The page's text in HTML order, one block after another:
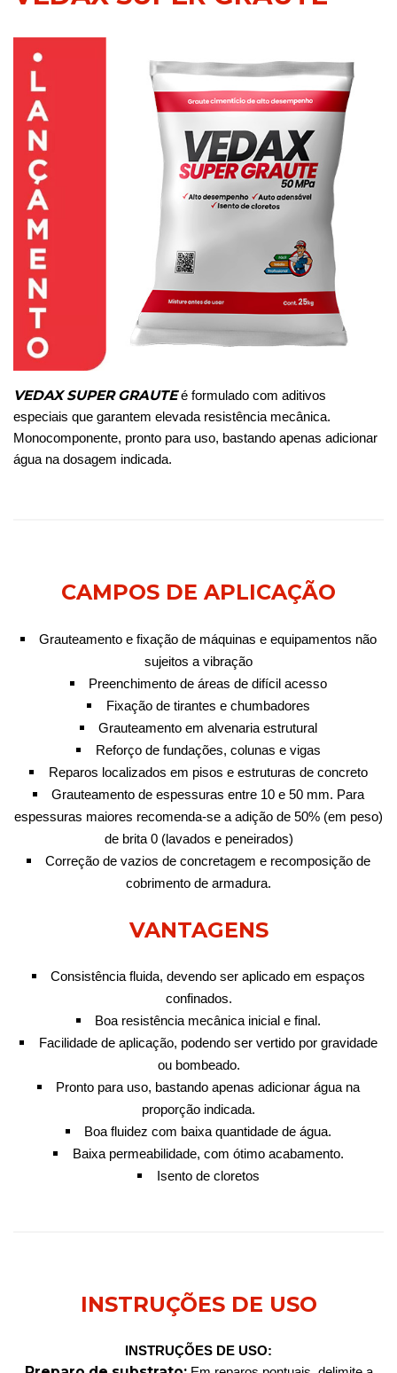
VEDAX SUPER GRAUTEé formulado com aditivos
especiais que garantem elevada resistência mecânica.
Monocomponente, pronto para uso, bastando apenas adicionar
água na dosagem indicada.
CAMPOS DE APLICAÇÃO
Grauteamento e fixação de máquinas e equipamentos não
sujeitos a vibração
Preenchimento de áreas de difícil acesso
Fixação de tirantes e chumbadores
Grauteamento em alvenaria estrutural
Reforço de fundações, colunas e vigas
Reparos localizados em pisos e estruturas de concreto
Grauteamento de espessuras entre 10 e 50 mm. Para
espessuras maiores recomenda-se a adição de 50% (em peso)
de brita 0 (lavados e peneirados)
Correção de vazios de concretagem e recomposição de
cobrimento de armadura.
VANTAGENS
Consistência fluida, devendo ser aplicado em espaços
confinados.
Boa resistência mecânica inicial e final.
Facilidade de aplicação, podendo ser vertido por gravidade
ou bombeado.
Pronto para uso, bastando apenas adicionar água na
proporção indicada.
Boa fluidez com baixa quantidade de água.
Baixa permeabilidade, com ótimo acabamento.
Isento de cloretos
INSTRUÇÕES DE USO
INSTRUÇÕES DE USO: